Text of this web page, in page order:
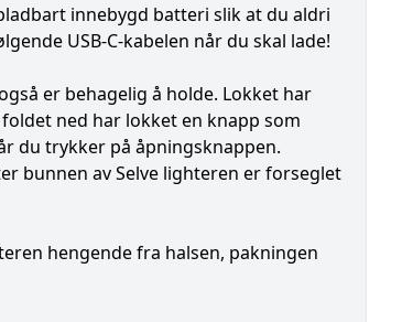
innebygd batteri slik at du aldri
USB-C-kabelen når du skal lade!
er behagelig å holde. Lokket har
ned har lokket en knapp som
du trykker på åpningsknappen.
bunnen av Selve lighteren er forseglet
hengende fra halsen, pakningen